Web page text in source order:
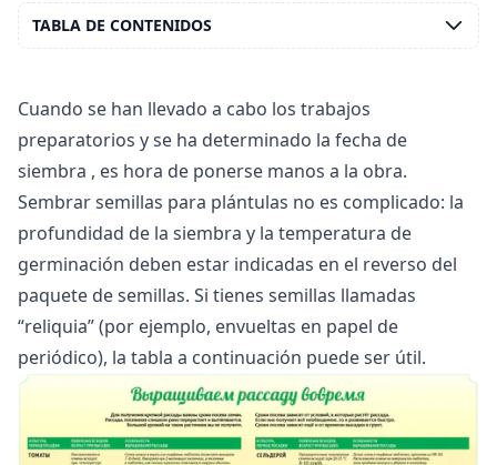
Cuando se han llevado a cabo los trabajos
preparatorios y se ha determinado la fecha de
siembra , es hora de ponerse manos a la obra.
Sembrar semillas para plántulas no es complicado: la
profundidad de la siembra y la temperatura de
germinación deben estar indicadas en el reverso del
paquete de semillas. Si tienes semillas llamadas
“reliquia” (por ejemplo, envueltas en papel de
periódico), la tabla a continuación puede ser útil.
TABLA DE CONTENIDOS